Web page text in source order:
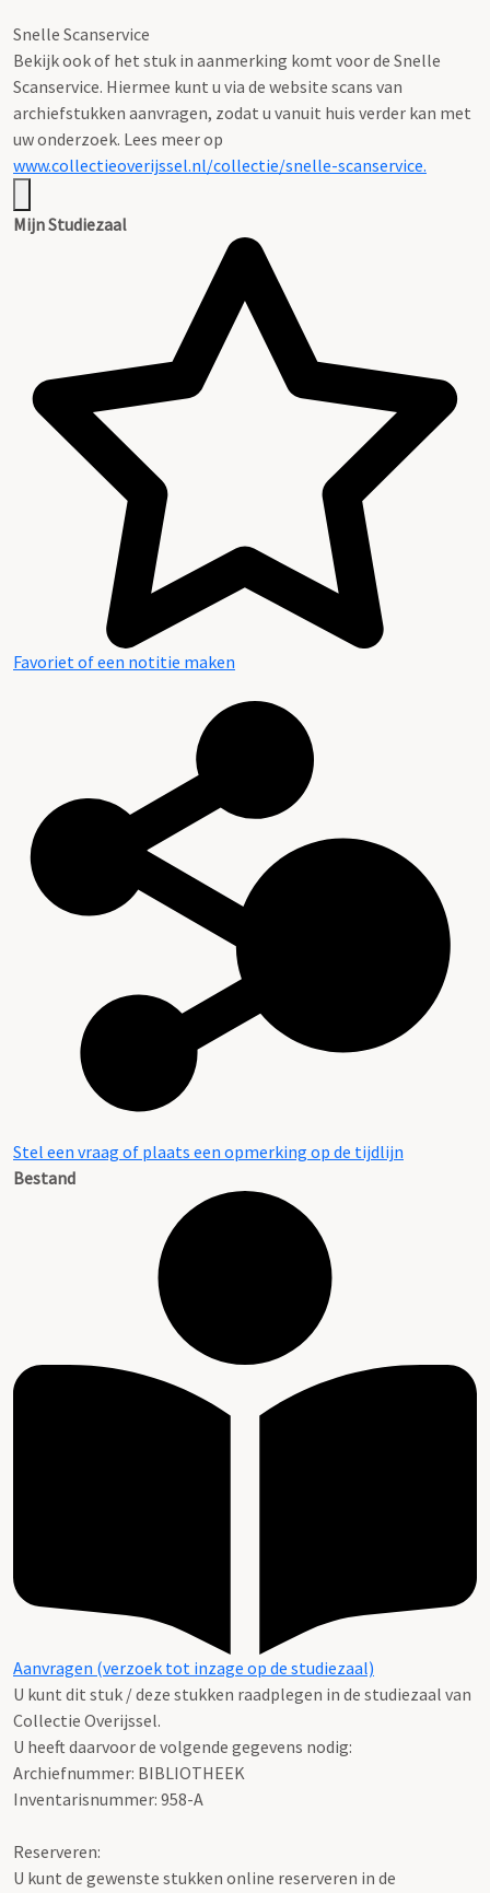
Snelle Scanservice
Bekijk ook of het stuk in aanmerking komt voor de Snelle
Scanservice. Hiermee kunt u via de website scans van
archiefstukken aanvragen, zodat u vanuit huis verder kan met
uw onderzoek. Lees meer op
www.collectieoverijssel.nl/collectie/snelle-scanservice.
Mijn Studiezaal
Favoriet of een notitie maken
Stel een vraag of plaats een opmerking op de tijdlijn
Bestand
Aanvragen (verzoek tot inzage op de studiezaal)
U kunt dit stuk / deze stukken raadplegen in de studiezaal van
Collectie Overijssel.
U heeft daarvoor de volgende gegevens nodig:
Archiefnummer: BIBLIOTHEEK
Inventarisnummer: 958-A
Reserveren:
U kunt de gewenste stukken online reserveren in de